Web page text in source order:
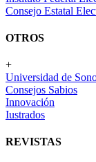
Consejo Estatal
OTROS
+
Universidad de
Consejos Sabios
Innovación
Iustrados
REVISTAS